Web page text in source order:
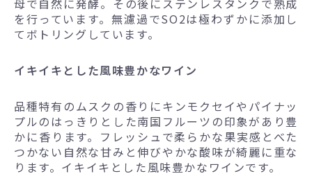
を行っています。無濾過でSO2は極わずかに添加し
てボトリングしています。
イキイキとした風味豊かなワイン
品種特有のムスクの香りにキンモクセイやパイナッ
プルのはっきりとした南国フルーツの印象があり豊
かに香ります。フレッシュで柔らかな果実感とべた
つかない自然な甘みと伸びやかな酸味が綺麗に重な
ります。イキイキとした風味豊かなワインです。